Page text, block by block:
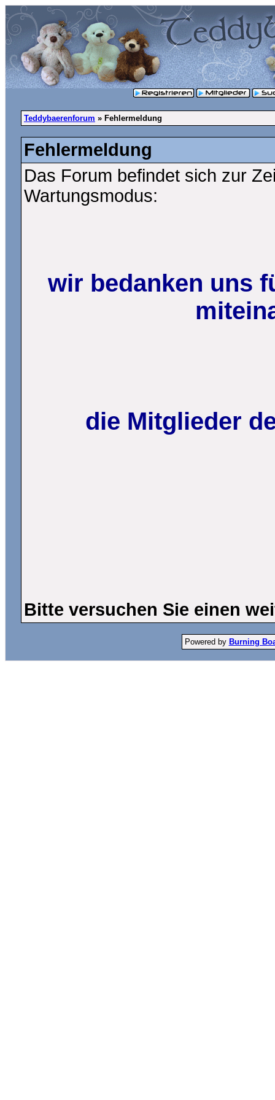
Teddybaerenforum » Fehlermeldung
Fehlermeldung
Das Forum befindet sich zur
Wartungsmodus:
wir bedanken uns
die Mitglieder
Bitte versuchen Sie einen
Powered by Burning